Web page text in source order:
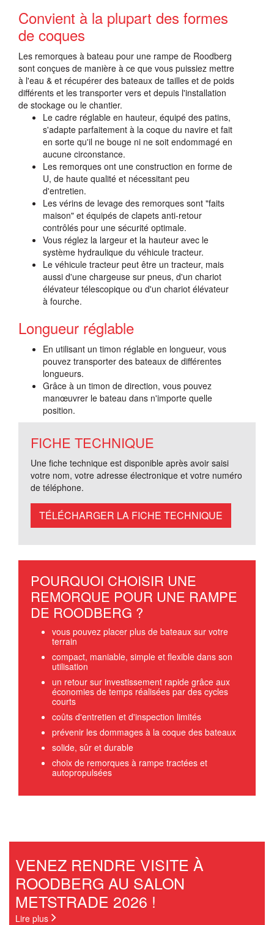
Convient à la plupart des formes
de coques
Les remorques à bateau pour une rampe de Roodberg
sont conçues de manière à ce que vous puissiez mettre
à l'eau & et récupérer des bateaux de tailles et de poids
différents et les transporter vers et depuis l'installation
de stockage ou le chantier.
Le cadre réglable en hauteur, équipé des patins,
s'adapte parfaitement à la coque du navire et fait
en sorte qu'il ne bouge ni ne soit endommagé en
aucune circonstance.
Les remorques ont une construction en forme de
U, de haute qualité et nécessitant peu
d'entretien.
Les vérins de levage des remorques sont "faits
maison" et équipés de clapets anti-retour
contrôlés pour une sécurité optimale.
Vous réglez la largeur et la hauteur avec le
système hydraulique du véhicule tracteur.
Le véhicule tracteur peut être un tracteur, mais
aussi d'une chargeuse sur pneus, d'un chariot
élévateur télescopique ou d'un chariot élévateur
à fourche.
Longueur réglable
En utilisant un timon réglable en longueur, vous
pouvez transporter des bateaux de différentes
longueurs.
Grâce à un timon de direction, vous pouvez
manœuvrer le bateau dans n'importe quelle
position.
FICHE TECHNIQUE
Une fiche technique est disponible après avoir saisi
votre nom, votre adresse électronique et votre numéro
de téléphone.
TÉLÉCHARGER LA FICHE TECHNIQUE
POURQUOI CHOISIR UNE
REMORQUE POUR UNE RAMPE
DE ROODBERG ?
vous pouvez placer plus de bateaux sur votre
terrain
compact, maniable, simple et flexible dans son
utilisation
un retour sur investissement rapide grâce aux
économies de temps réalisées par des cycles
courts
coûts d'entretien et d'inspection limités
prévenir les dommages à la coque des bateaux
solide, sûr et durable
choix de remorques à rampe tractées et
autopropulsées
VENEZ RENDRE VISITE À
ROODBERG AU SALON
METSTRADE 2026 !
Lire plus